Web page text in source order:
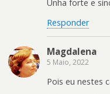
Unha forte e
Responder
Magdalena
5 Maio, 2022
Pois eu nestes